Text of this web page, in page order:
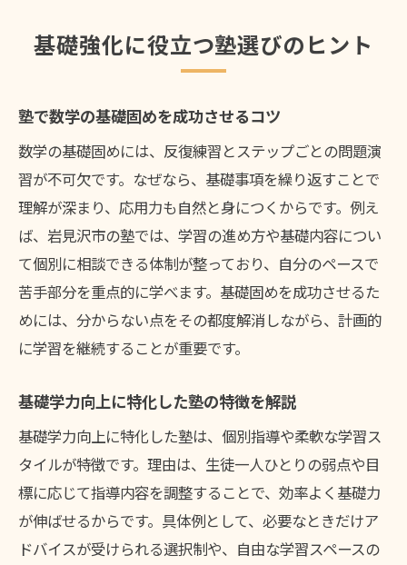
基礎強化に役立つ塾選びのヒント
塾で数学の基礎固めを成功させるコツ
数学の基礎固めには、反復練習とステップごとの問題演
習が不可欠です。なぜなら、基礎事項を繰り返すことで
理解が深まり、応用力も自然と身につくからです。例え
ば、岩見沢市の塾では、学習の進め方や基礎内容につい
て個別に相談できる体制が整っており、自分のペースで
苦手部分を重点的に学べます。基礎固めを成功させるた
めには、分からない点をその都度解消しながら、計画的
に学習を継続することが重要です。
基礎学力向上に特化した塾の特徴を解説
基礎学力向上に特化した塾は、個別指導や柔軟な学習ス
タイルが特徴です。理由は、生徒一人ひとりの弱点や目
標に応じて指導内容を調整することで、効率よく基礎力
が伸ばせるからです。具体例として、必要なときだけア
ドバイスが受けられる選択制や、自由な学習スペースの